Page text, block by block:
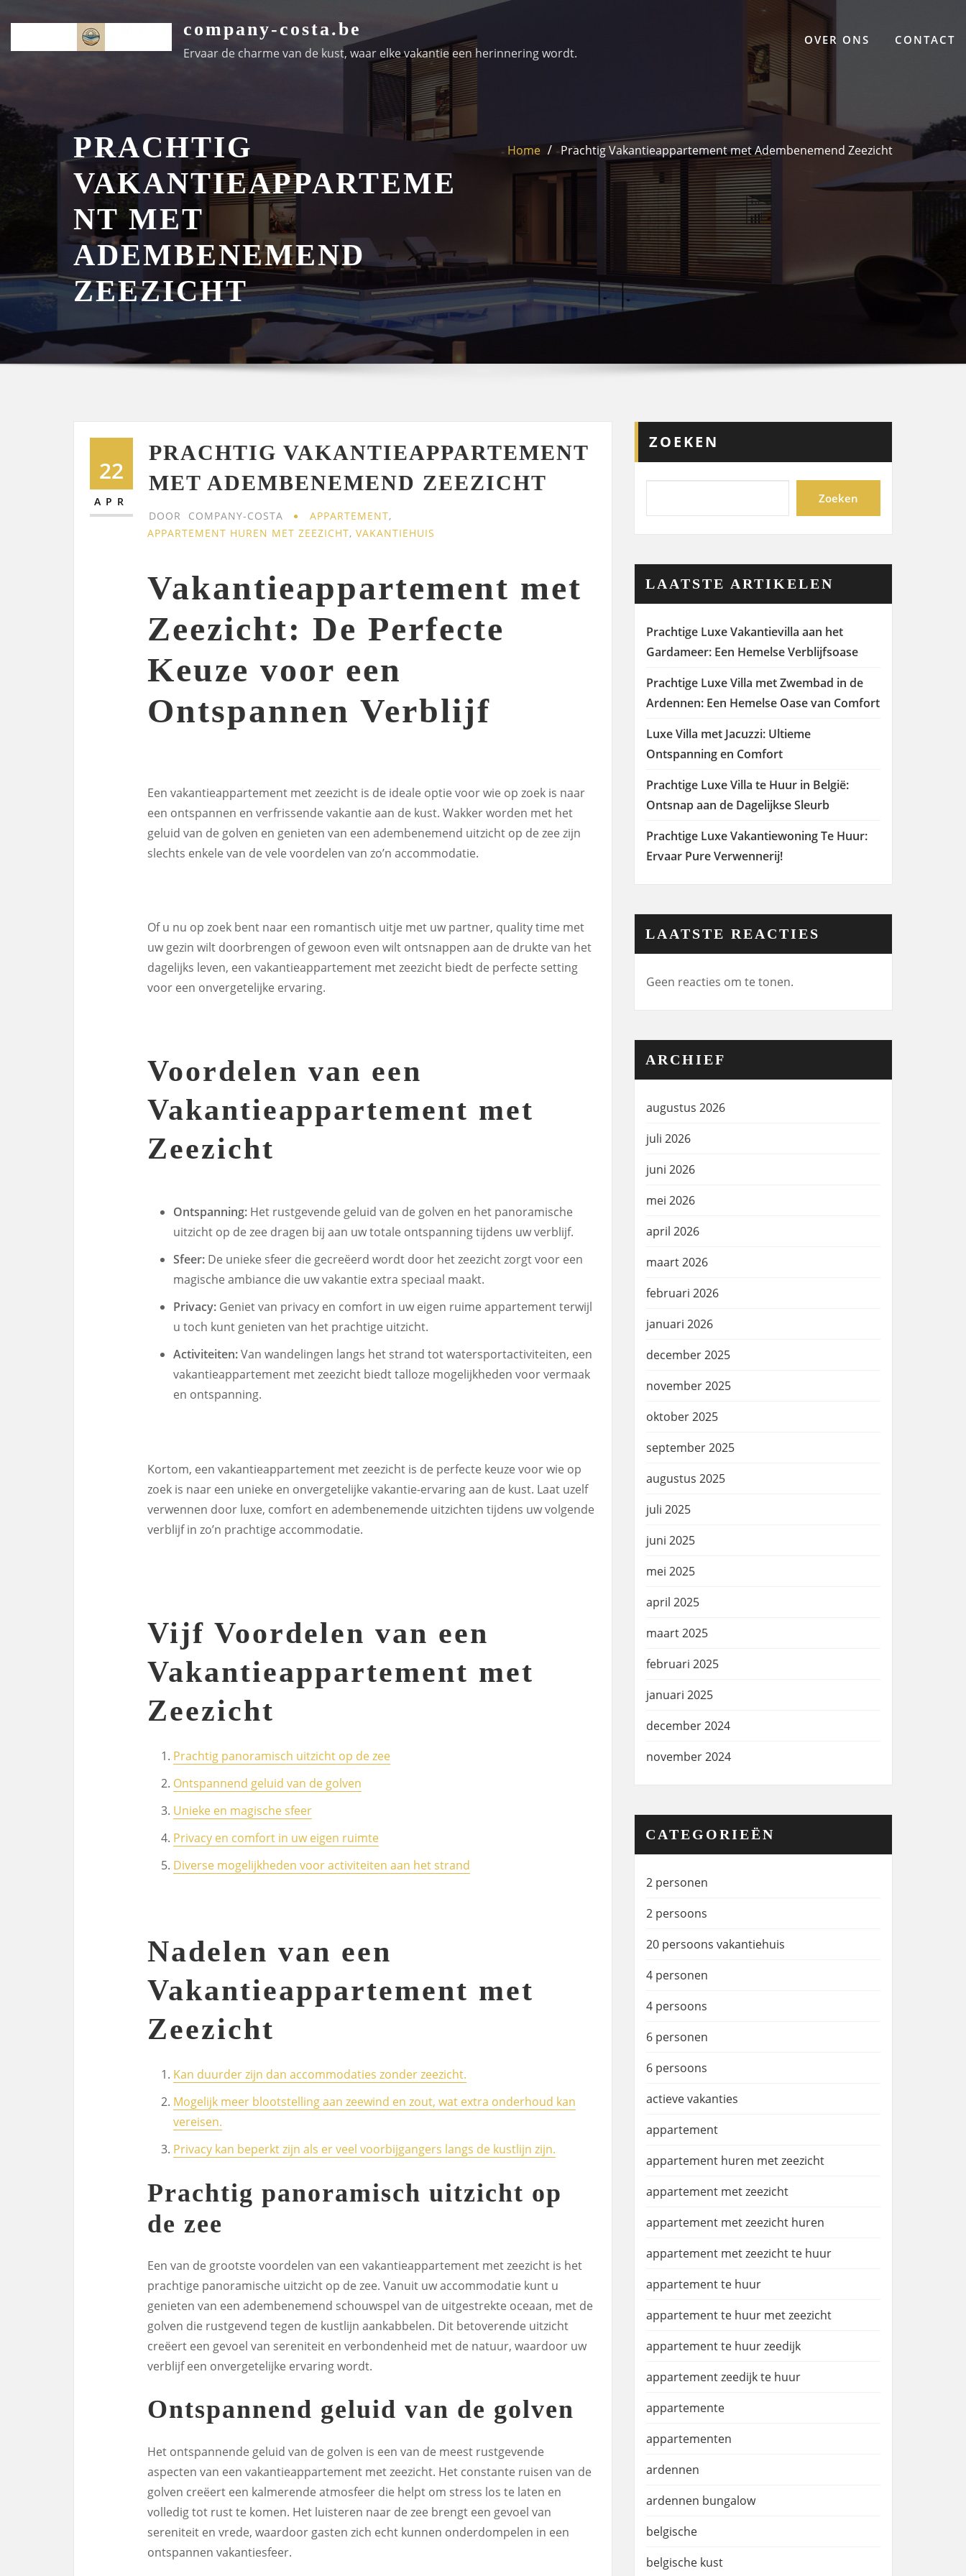
de
company-costa.be
Ervaar de charme van de kust, waar elke vakantie een herinnering wordt.
OVER ONS CONTACT
PRACHTIG
VAKANTIEAPPARTEME
NT MET
ADEMBENEMEND
ZEEZICHT
Home Prachtig Vakantieappartement met Adembenemend Zeezicht
22
APR
PRACHTIG VAKANTIEAPPARTEMENT
MET ADEMBENEMEND ZEEZICHT
DOOR COMPANY-COSTA APPARTEMENT,
APPARTEMENT HUREN MET ZEEZICHT, VAKANTIEHUIS
Vakantieappartement met
Zeezicht: De Perfecte
Keuze voor een
Ontspannen Verblijf
Een vakantieappartement met zeezicht is de ideale optie voor wie op zoek is naar
een ontspannen en verfrissende vakantie aan de kust. Wakker worden met het
geluid van de golven en genieten van een adembenemend uitzicht op de zee zijn
slechts enkele van de vele voordelen van zo’n accommodatie.
Of u nu op zoek bent naar een romantisch uitje met uw partner, quality time met
uw gezin wilt doorbrengen of gewoon even wilt ontsnappen aan de drukte van het
dagelijks leven, een vakantieappartement met zeezicht biedt de perfecte setting
voor een onvergetelijke ervaring.
Voordelen van een
Vakantieappartement met
Zeezicht
Ontspanning: Het rustgevende geluid van de golven en het panoramische
uitzicht op de zee dragen bij aan uw totale ontspanning tijdens uw verblijf.
Sfeer: De unieke sfeer die gecreëerd wordt door het zeezicht zorgt voor een
magische ambiance die uw vakantie extra speciaal maakt.
Privacy: Geniet van privacy en comfort in uw eigen ruime appartement terwijl
u toch kunt genieten van het prachtige uitzicht.
Activiteiten:Van wandelingen langs het strand tot watersportactiviteiten, een
vakantieappartement met zeezicht biedt talloze mogelijkheden voor vermaak
en ontspanning.
Kortom, een vakantieappartement met zeezicht is de perfecte keuze voor wie op
zoek is naar een unieke en onvergetelijke vakantie-ervaring aan de kust. Laat uzelf
verwennen door luxe, comfort en adembenemende uitzichten tijdens uw volgende
verblijf in zo’n prachtige accommodatie.
Vijf Voordelen van een
Vakantieappartement met
Zeezicht
Prachtig panoramisch uitzicht op de zee
Ontspannend geluid van de golven
Unieke en magische sfeer
Privacy en comfort in uw eigen ruimte
Diverse mogelijkheden voor activiteiten aan het strand
Nadelen van een
Vakantieappartement met
Zeezicht
Kan duurder zijn dan accommodaties zonder zeezicht.
Mogelijk meer blootstelling aan zeewind en zout, wat extra onderhoud kan
vereisen.
Privacy kan beperkt zijn als er veel voorbijgangers langs de kustlijn zijn.
Prachtig panoramisch uitzicht op
de zee
Een van de grootste voordelen van een vakantieappartement met zeezicht is het
prachtige panoramische uitzicht op de zee. Vanuit uw accommodatie kunt u
genieten van een adembenemend schouwspel van de uitgestrekte oceaan, met de
golven die rustgevend tegen de kustlijn aankabbelen. Dit betoverende uitzicht
creëert een gevoel van sereniteit en verbondenheid met de natuur, waardoor uw
verblijf een onvergetelijke ervaring wordt.
Ontspannend geluid van de golven
Het ontspannende geluid van de golven is een van de meest rustgevende
aspecten van een vakantieappartement met zeezicht. Het constante ruisen van de
golven creëert een kalmerende atmosfeer die helpt om stress los te laten en
volledig tot rust te komen. Het luisteren naar de zee brengt een gevoel van
sereniteit en vrede, waardoor gasten zich echt kunnen onderdompelen in een
ontspannen vakantiesfeer.
ZOEKEN
Zoeken
LAATSTE ARTIKELEN
Prachtige Luxe Vakantievilla aan het
Gardameer: Een Hemelse Verblijfsoase
Prachtige Luxe Villa met Zwembad in de
Ardennen: Een Hemelse Oase van Comfort
Luxe Villa met Jacuzzi: Ultieme
Ontspanning en Comfort
Prachtige Luxe Villa te Huur in België:
Ontsnap aan de Dagelijkse Sleurb
Prachtige Luxe Vakantiewoning Te Huur:
Ervaar Pure Verwennerij!
LAATSTE REACTIES
Geen reacties om te tonen.
ARCHIEF
augustus 2026
juli 2026
juni 2026
mei 2026
april 2026
maart 2026
februari 2026
januari 2026
december 2025
november 2025
oktober 2025
september 2025
augustus 2025
juli 2025
juni 2025
mei 2025
april 2025
maart 2025
februari 2025
januari 2025
december 2024
november 2024
CATEGORIEËN
2 personen
2 persoons
20 persoons vakantiehuis
4 personen
4 persoons
6 personen
6 persoons
actieve vakanties
appartement
appartement huren met zeezicht
appartement met zeezicht
appartement met zeezicht huren
appartement met zeezicht te huur
appartement te huur
appartement te huur met zeezicht
appartement te huur zeedijk
appartement zeedijk te huur
appartemente
appartementen
ardennen
ardennen bungalow
belgische
belgische kust